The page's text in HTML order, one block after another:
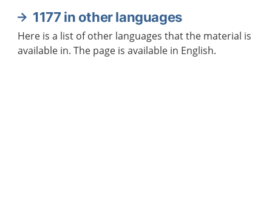
1177 in other languages
Here is a list of other languages that the material is
available in. The page is available in English.